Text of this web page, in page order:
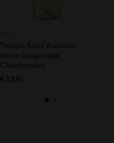
Tenuta Sant’Antonio
Scaia Garganega
Chardonnay
€ 13,95